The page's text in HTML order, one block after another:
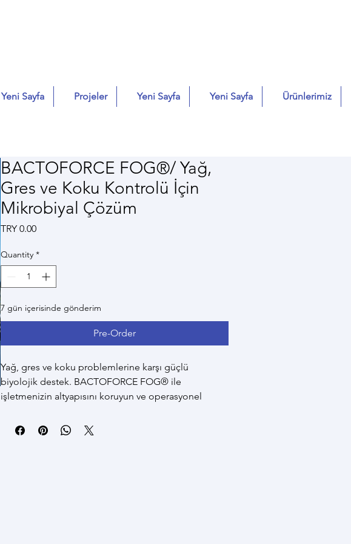
Yeni Sayfa Projeler Yeni Sayfa Yeni Sayfa Ürünlerimiz
BACTOFORCE FOG®/ Yağ,
Gres ve Koku Kontrolü İçin
Mikrobiyal Çözüm
TRY 0.00Price
Quantity *
7 gün içerisinde gönderim
Pre-Order
Yağ, gres ve koku problemlerine karşı güçlü
biyolojik destek. BACTOFORCE FOG® ile
işletmenizin altyapısını koruyun ve operasyonel